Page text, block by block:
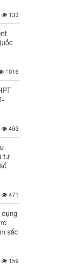
133
1016
463
tư
471
sắc
159